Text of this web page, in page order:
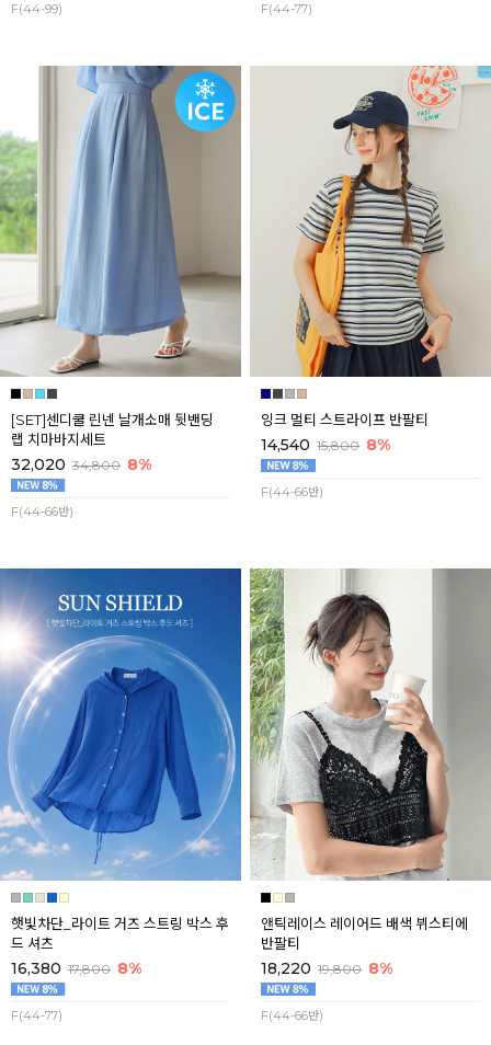
F(44-99) F(44-77)
[SET]센디쿨 린넨 날개소매 뒷밴딩
랩 치마바지세트
32,020 34,800 8%
F(44-66반)
잉크 멀티 스트라이프 반팔티
14,540 15,800 8%
F(44-66반)
햇빛차단_라이트 거즈 스트링 박스 후
드 셔츠
16,380 17,800 8%
F(44-77)
앤틱레이스 레이어드 배색 뷔스티에
반팔티
18,220 19,800 8%
F(44-66반)